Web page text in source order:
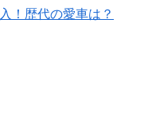
！歴代の愛車は？